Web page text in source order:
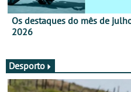
Os destaques do mês de
2026
Desporto